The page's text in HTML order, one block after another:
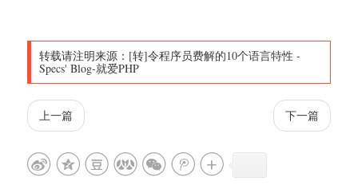
转载请注明来源： [转]令程序员费解的10个语言特性 -
Specs' Blog-就爱PHP
上一篇 下一篇